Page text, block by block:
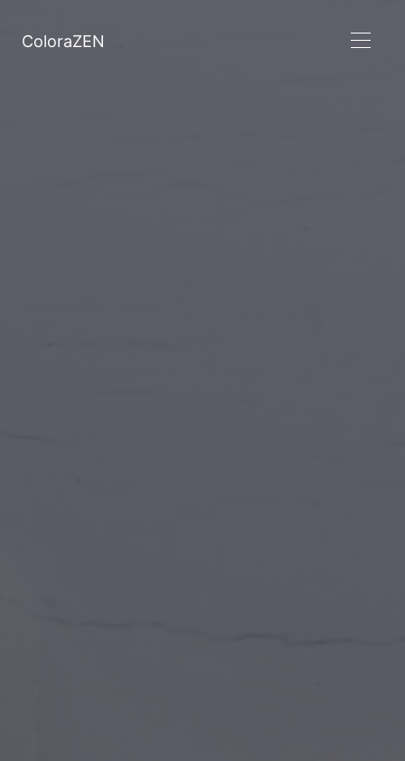
ColoraZEN